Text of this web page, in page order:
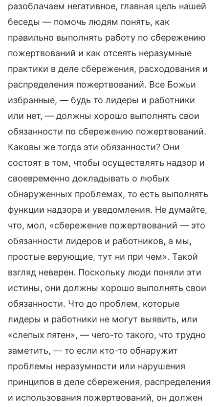
разоблачаем негативное, главная цель нашей
беседы — помочь людям понять, как
правильно выполнять работу по сбережению
пожертвований и как отсеять неразумные
практики в деле сбережения, расходования и
распределения пожертвований. Все Божьи
избранные, — будь то лидеры и работники
или нет, — должны хорошо выполнять свои
обязанности по сбережению пожертвований.
Каковы же тогда эти обязанности? Они
состоят в том, чтобы осуществлять надзор и
своевременно докладывать о любых
обнаруженных проблемах, то есть выполнять
функции надзора и уведомления. Не думайте,
что, мол, «сбережение пожертвований — это
обязанности лидеров и работников, а мы,
простые верующие, тут ни при чем». Такой
взгляд неверен. Поскольку люди поняли эти
истины, они должны хорошо выполнять свои
обязанности. Что до проблем, которые
лидеры и работники не могут выявить, или
«слепых пятен», — чего-то такого, что трудно
заметить, — то если кто-то обнаружит
проблемы неразумности или нарушения
принципов в деле сбережения, распределения
и использования пожертвований, он должен